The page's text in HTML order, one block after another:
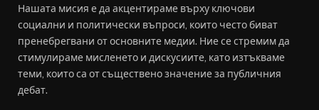
Нашата мисия е да акцентираме върху ключови
социални и политически въпроси, които често биват
пренебрегвани от основните медии. Ние се стремим да
стимулираме мисленето и дискусиите, като изтъкваме
теми, които са от съществено значение за публичния
дебат.